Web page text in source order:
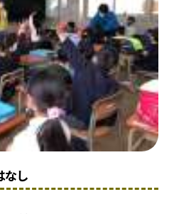
なし